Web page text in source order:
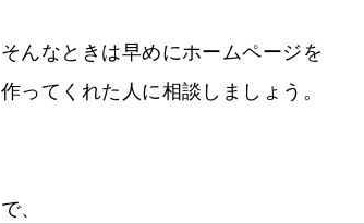
そんなときは早めにホームページを
作ってくれた人に相談しましょう。
で、